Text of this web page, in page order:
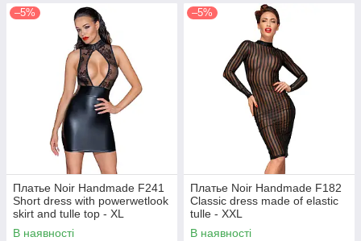
–5%
Платье Noir Handmade F241
Short dress with powerwetlook
skirt and tulle top - XL
В наявності
–5%
Платье Noir Handmade F182
Classic dress made of elastic
tulle - XXL
В наявності